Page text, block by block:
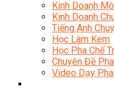
Kinh Doanh
Kinh Doanh
Tiếng Anh
Học Làm Kem
Học Pha Chế
Chuyên Đề
Video Dạy